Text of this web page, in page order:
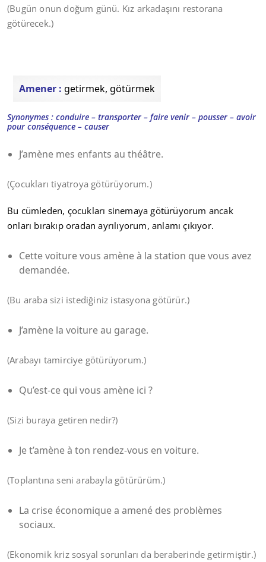
(Bugün onun doğum günü. Kız arkadaşını restorana
götürecek.)
Amener : getirmek, götürmek
Synonymes : conduire – transporter – faire venir – pousser – avoir
pour conséquence – causer
J’amène mes enfants au théâtre.
(Çocukları tiyatroya götürüyorum.)
Bu cümleden, çocukları sinemaya götürüyorum ancak
onları bırakıp oradan ayrılıyorum, anlamı çıkıyor.
Cette voiture vous amène à la station que vous avez
demandée.
(Bu araba sizi istediğiniz istasyona götürür.)
J’amène la voiture au garage.
(Arabayı tamirciye götürüyorum.)
Qu’est-ce qui vous amène ici ?
(Sizi buraya getiren nedir?)
Je t’amène à ton rendez-vous en voiture.
(Toplantına seni arabayla götürürüm.)
La crise économique a amené des problèmes
sociaux.
(Ekonomik kriz sosyal sorunları da beraberinde getirmiştir.)